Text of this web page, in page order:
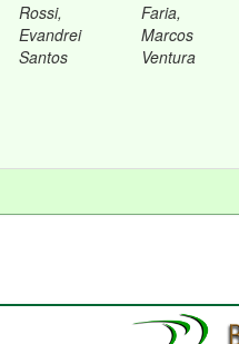
Rossi,
Evandrei
Santos
Faria,
Marcos
Ventura